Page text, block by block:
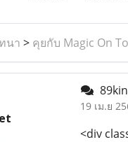
นา > คุยกับ Magic On
19 เม.ย
<div